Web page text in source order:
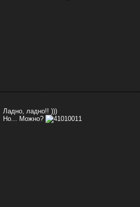
Ладно, ладно!! )))
Но... Можно?